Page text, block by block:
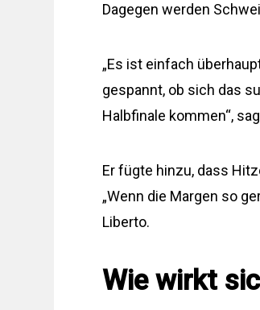
Dagegen werden
„Es ist einfach
gespannt, ob sich das
Halbfinale kommen“,
Er fügte hinzu, dass
„Wenn die Margen so
Liberto.
Wie wirkt